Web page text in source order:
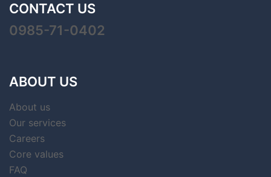
CONTACT US
0985-71-0402
ABOUT US
About us
Our services
Careers
Core values
FAQ